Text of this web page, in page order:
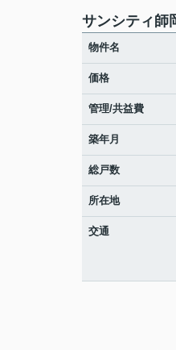
サンシティ師
物件名
価格
管理/共益費
築年月
総戸数
所在地
交通